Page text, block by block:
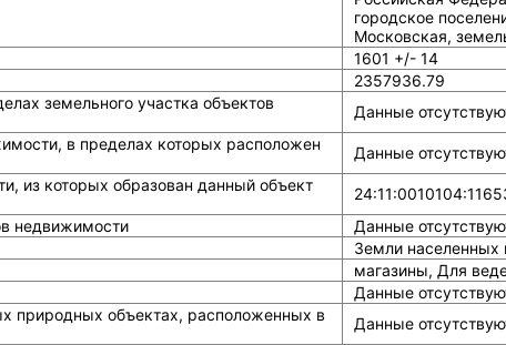
городское
Московская,
1601 +/- 14
2357936.79
земельного участка объектов
Данные
в пределах которых расположен
Данные
из которых образован данный объект
недвижимости
Данные
Земли населенных
магазины, Для
Данные
природных объектах, расположенных в
Данные